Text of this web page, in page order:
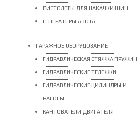
ПИСТОЛЕТЫ ДЛЯ НАКАЧКИ ШИН
ГЕНЕРАТОРЫ АЗОТА
ГАРАЖНОЕ ОБОРУДОВАНИЕ
ГИДРАВЛИЧЕСКАЯ СТЯЖКА ПРУЖИН
ГИДРАВЛИЧЕСКИЕ ТЕЛЕЖКИ
ГИДРАВЛИЧЕСКИЕ ЦИЛИНДРЫ И
НАСОСЫ
КАНТОВАТЕЛИ ДВИГАТЕЛЯ